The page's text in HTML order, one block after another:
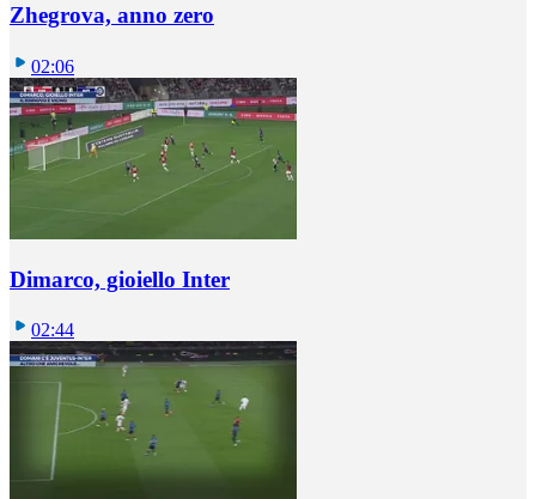
Zhegrova, anno zero
02:06
Dimarco, gioiello Inter
02:44